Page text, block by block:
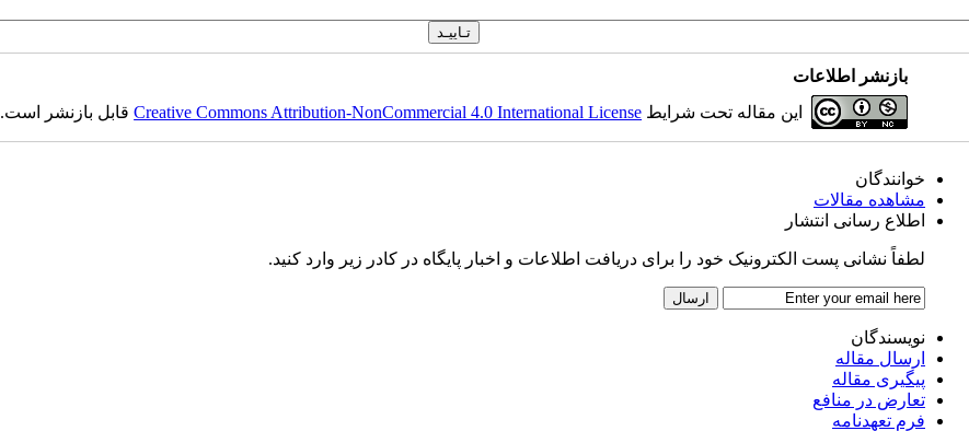
بازنشر اطلاعات
این مقاله تحت شرایط Creative Commons Attribution-NonCommercial 4.0 International Licenseقابل بازنشر است.
خوانندگان
مشاهده مقالات
اطلاع رسانی انتشار
لطفاً نشانی پست الکترونیک خود را برای دریافت اطلاعات و اخبار پایگاه در کادر زیر وارد کنید.
نویسندگان
ارسال مقاله
پیگیری مقاله
تعارض در منافع
فرم تعهدنامه